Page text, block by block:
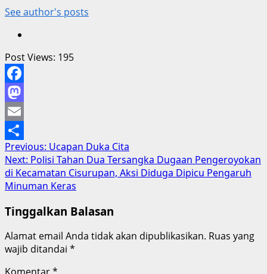
See author's posts
Post Views: 195
Facebook
Mastodon
Email
Share
Post
navigation
Previous: Ucapan Duka Cita
Next: Polisi Tahan Dua Tersangka Dugaan Pengeroyokan
di Kecamatan Cisurupan, Aksi Diduga Dipicu Pengaruh
Minuman Keras
Tinggalkan Balasan
Alamat email Anda tidak akan dipublikasikan. Ruas yang
wajib ditandai *